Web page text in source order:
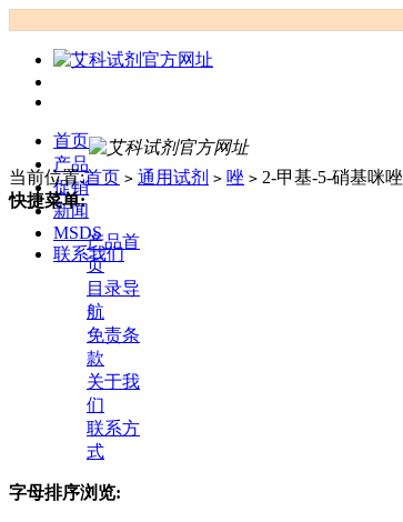
首页
产品
促销
新闻
MSDS
联系我们
当前位置:首页 > 通用试剂 > 唑 > 2-甲基-5-硝基咪唑
快捷菜单:
产品首
页
目录导
航
免责条
款
关于我
们
联系方
式
字母排序浏览: